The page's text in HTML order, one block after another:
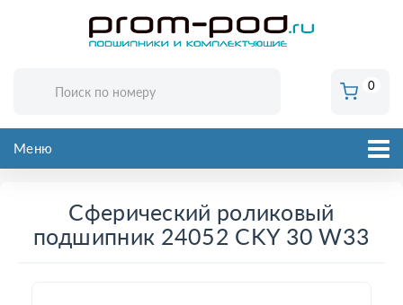
0
Меню
Сферический роликовый
подшипник 24052 CKY 30 W33